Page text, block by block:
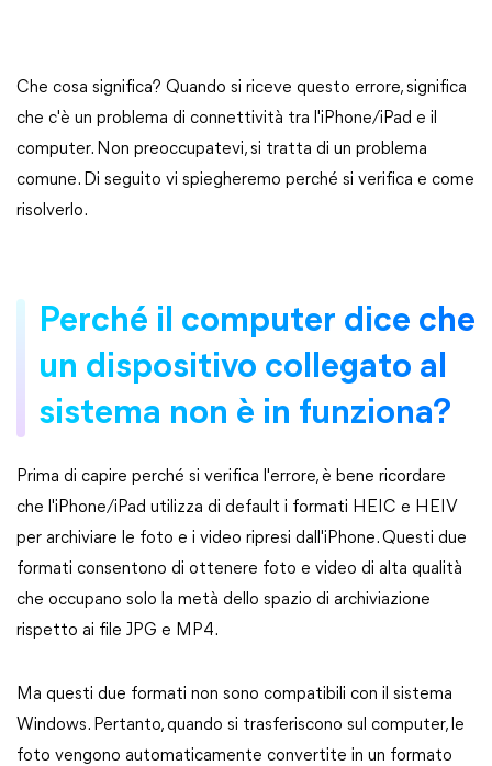
Che cosa significa? Quando si riceve questo errore, significa
che c'è un problema di connettività tra l'iPhone/iPad e il
computer. Non preoccupatevi, si tratta di un problema
comune. Di seguito vi spiegheremo perché si verifica e come
risolverlo.
Perché il computer dice che
un dispositivo collegato al
sistema non è in funziona?
Prima di capire perché si verifica l'errore, è bene ricordare
che l'iPhone/iPad utilizza di default i formati HEIC e HEIV
per archiviare le foto e i video ripresi dall'iPhone. Questi due
formati consentono di ottenere foto e video di alta qualità
che occupano solo la metà dello spazio di archiviazione
rispetto ai file JPG e MP4.
Ma questi due formati non sono compatibili con il sistema
Windows. Pertanto, quando si trasferiscono sul computer, le
foto vengono automaticamente convertite in un formato